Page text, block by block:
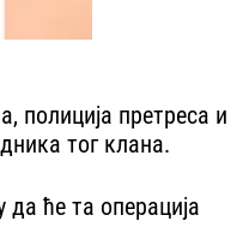
полиција претреса и
тог клана.
да ће та операција